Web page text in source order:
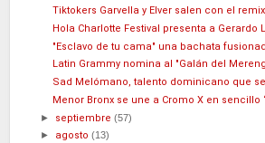
Tiktokers Garvella y Elver salen con el
Hola Charlotte Festival presenta a Gerardo
"Esclavo de tu cama" una bachata
Latin Grammy nomina al "Galán del
Sad Melómano, talento dominicano que
Menor Bronx se une a Cromo X en sencillo
► septiembre(57)
► agosto(13)